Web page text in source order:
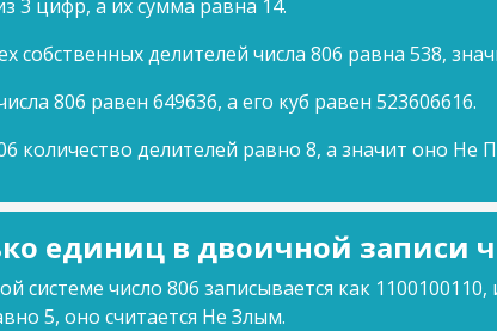
3 цифр, а их сумма равна 14.
собственных делителей числа 806 равна 538,
806 равен 649636, а его куб равен 523606616.
количество делителей равно 8, а значит оно Не
единиц в двоичной записи
системе число 806 записывается как
5, оно считается Не Злым.